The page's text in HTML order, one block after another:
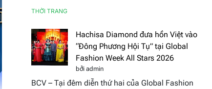
THỜI TRANG
Hachisa Diamond đưa hồn Việt vào
“Đông Phương Hội Tụ” tại Global
Fashion Week All Stars 2026
bởi admin
BCV – Tại đêm diễn thứ hai của Global Fashion